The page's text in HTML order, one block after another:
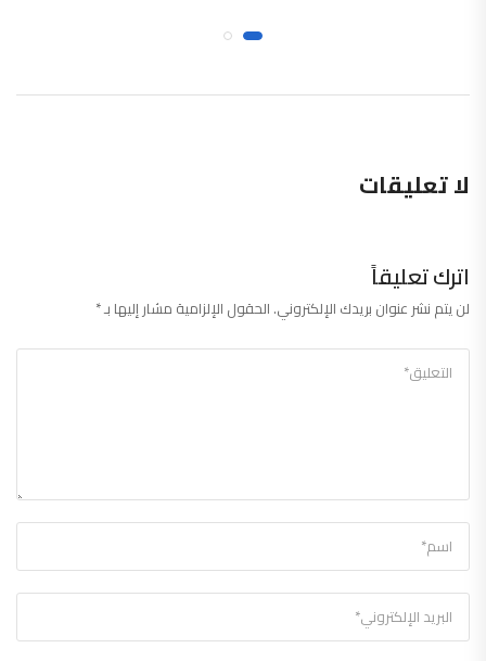
لا تعليقات
اترك تعليقاً
لن يتم نشر عنوان بريدك الإلكتروني. الحقول الإلزامية مشار إليها بـ*